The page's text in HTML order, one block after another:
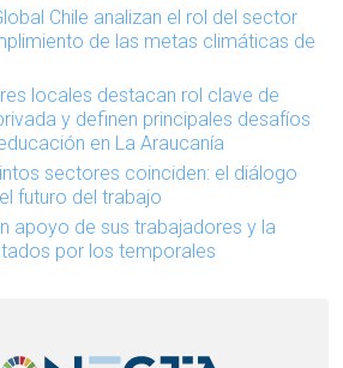
Chile analizan el rol del sector
de las metas climáticas de
locales destacan rol clave de
y definen principales desafíos
en La Araucanía
sectores coinciden: el diálogo
futuro del trabajo
apoyo de sus trabajadores y la
por los temporales